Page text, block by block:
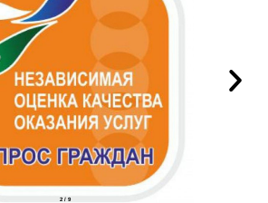
2 / 9